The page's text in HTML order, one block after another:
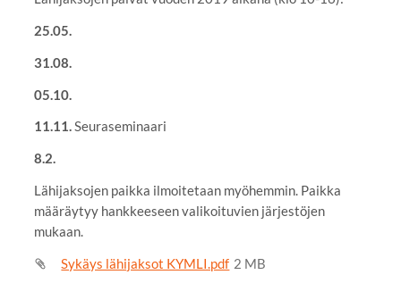
25.05.
31.08.
05.10.
11.11.Seuraseminaari
8.2.
Lähijaksojen paikka ilmoitetaan myöhemmin. Paikka
määräytyy hankkeeseen valikoituvien järjestöjen
mukaan.
Sykäys lähijaksot KYMLI.pdf 2 MB